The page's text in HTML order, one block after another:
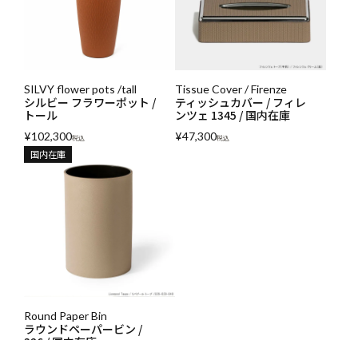
SILVY flower pots /tall
シルビー フラワーポット /
トール
¥102,300税込
Tissue Cover / Firenze
ティッシュカバー / フィレ
ンツェ 1345 / 国内在庫
¥47,300税込
Round Paper Bin
ラウンドペーパービン /
国内在庫